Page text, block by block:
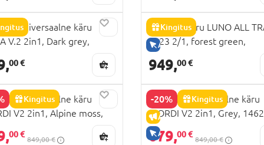
VEEBIS
universaalne käru
V.2 2in1, Dark grey,
00 €
Kingitus
AINULT VEEBIS
NOORDI käru LUNO ALL
2023 2/1, forest green,
1412609
949,00 €
Kingitus
universaalne käru
V2 2in1, Alpine moss,
00 €
849,00 €
-20%
Kingitus
ALLAHINDLUS
AINULT VEEBIS
NOORDI universaalne käru
FJORDI V2 2in1, Grey,
679,00 €
849,00 €